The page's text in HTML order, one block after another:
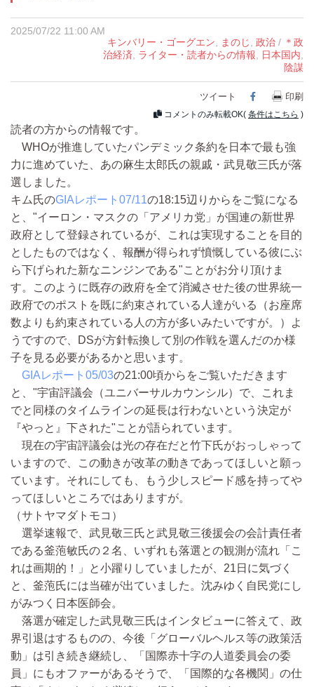
2025/07/22 11:00 AM
キンバリー・ゴーグエン, まのじ, 政治 / ＊政
治経済, ライター・読者からの情報, 日本国内,
陰謀
ツイート Facebook
印刷
コメントのみ転載OK( 条件はこちら )
読者の方からの情報です。
WHOが推進していたパンデミック条約を日本で最も強
力に進めていた、あの麻生太郎氏の親戚・武見敬三氏が落
選しました。
キム氏のGIAレポート07/11の18:15辺りからをご覧になる
と、"イーロン・マスクの「アメリカ党」が国連の新世界
政府として登録されているが、これは実現することを目的
としたものではなく、報酬が得られず憤慨している彼にぶ
ら下げられた新なニンジンである"ことがお分り頂けま
す。このように既存の政府を全て消滅させた後の世界統一
政府でのポストを既に約束されている人達がいる（お座席
数よりも約束されている人の方が多いみたいですが。）よ
うですので、DSが方針転換して別の作戦を選んだのか様
子を見る必要があるかと思います。
GIAレポート05/03の21:00頃からをご覧いただきます
と、"宇宙評議会（ユニバーサルカウンシル）で、これま
でと同様のタイムラインの延長は行わないという決定が
『やっと』下された"ことが語られています。
現在の宇宙評議会は光の存在だと竹下氏がおっしゃって
いますので、この動きが改革の動きであってほしいと願っ
ています。それにしても、もう少しスピード感を持ってや
ってほしいところではありますが。
（サトヤマダトモコ）
選挙速報で、武見敬三氏と武見敬三後援会の会計責任者
である釜萢敏氏の２名、いずれも落選との観測が流れ「こ
れは画期的！」と小躍りしていましたが、21日に気づく
と、釜萢氏には当確が出ていました。沈みゆく自民党にし
がみつく日本医師会。
落選が確定した武見敬三氏はインタビューに答えて、政
界引退はするものの、今後「グローバルヘルス等の政策活
動」は引き続き継続し、「国際赤十字の人道委員会の委
員」にもオファーがあるそうで、「国際的な各機関」の仕